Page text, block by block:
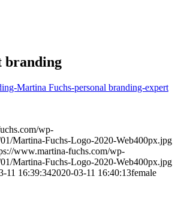
branding
wp-
Martina-Fuchs-Logo-2020-Web400px.jpg
www.martina-fuchs.com/wp-
Martina-Fuchs-Logo-2020-Web400px.jpg
11 16:39:342020-03-11 16:40:13female